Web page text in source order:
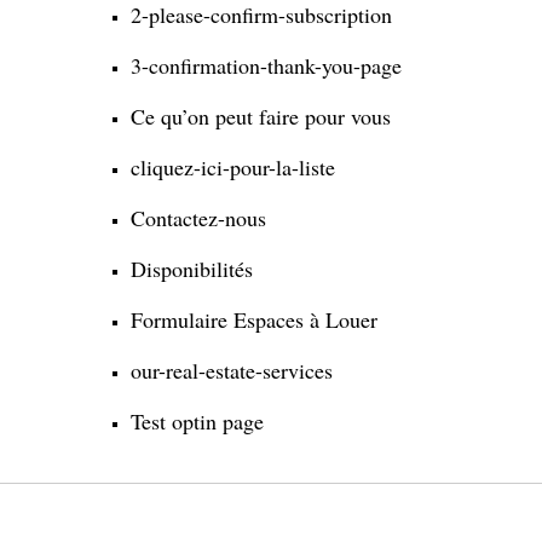
2-please-confirm-subscription
3-confirmation-thank-you-page
Ce qu’on peut faire pour vous
cliquez-ici-pour-la-liste
Contactez-nous
Disponibilités
Formulaire Espaces à Louer
our-real-estate-services
Test optin page